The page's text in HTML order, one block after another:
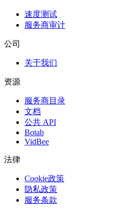
速度测试
服务商审计
公司
关于我们
资源
服务商目录
文档
公共 API
Botab
VidBee
法律
Cookie政策
隐私政策
服务条款